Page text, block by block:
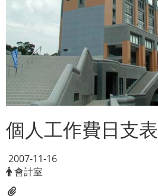
個人工作費日支表
2007-11-16
會計室